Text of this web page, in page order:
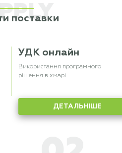
поставки
УДК онлайн
Використання програмного
рішення в хмарі
ДЕТАЛЬНІШЕ